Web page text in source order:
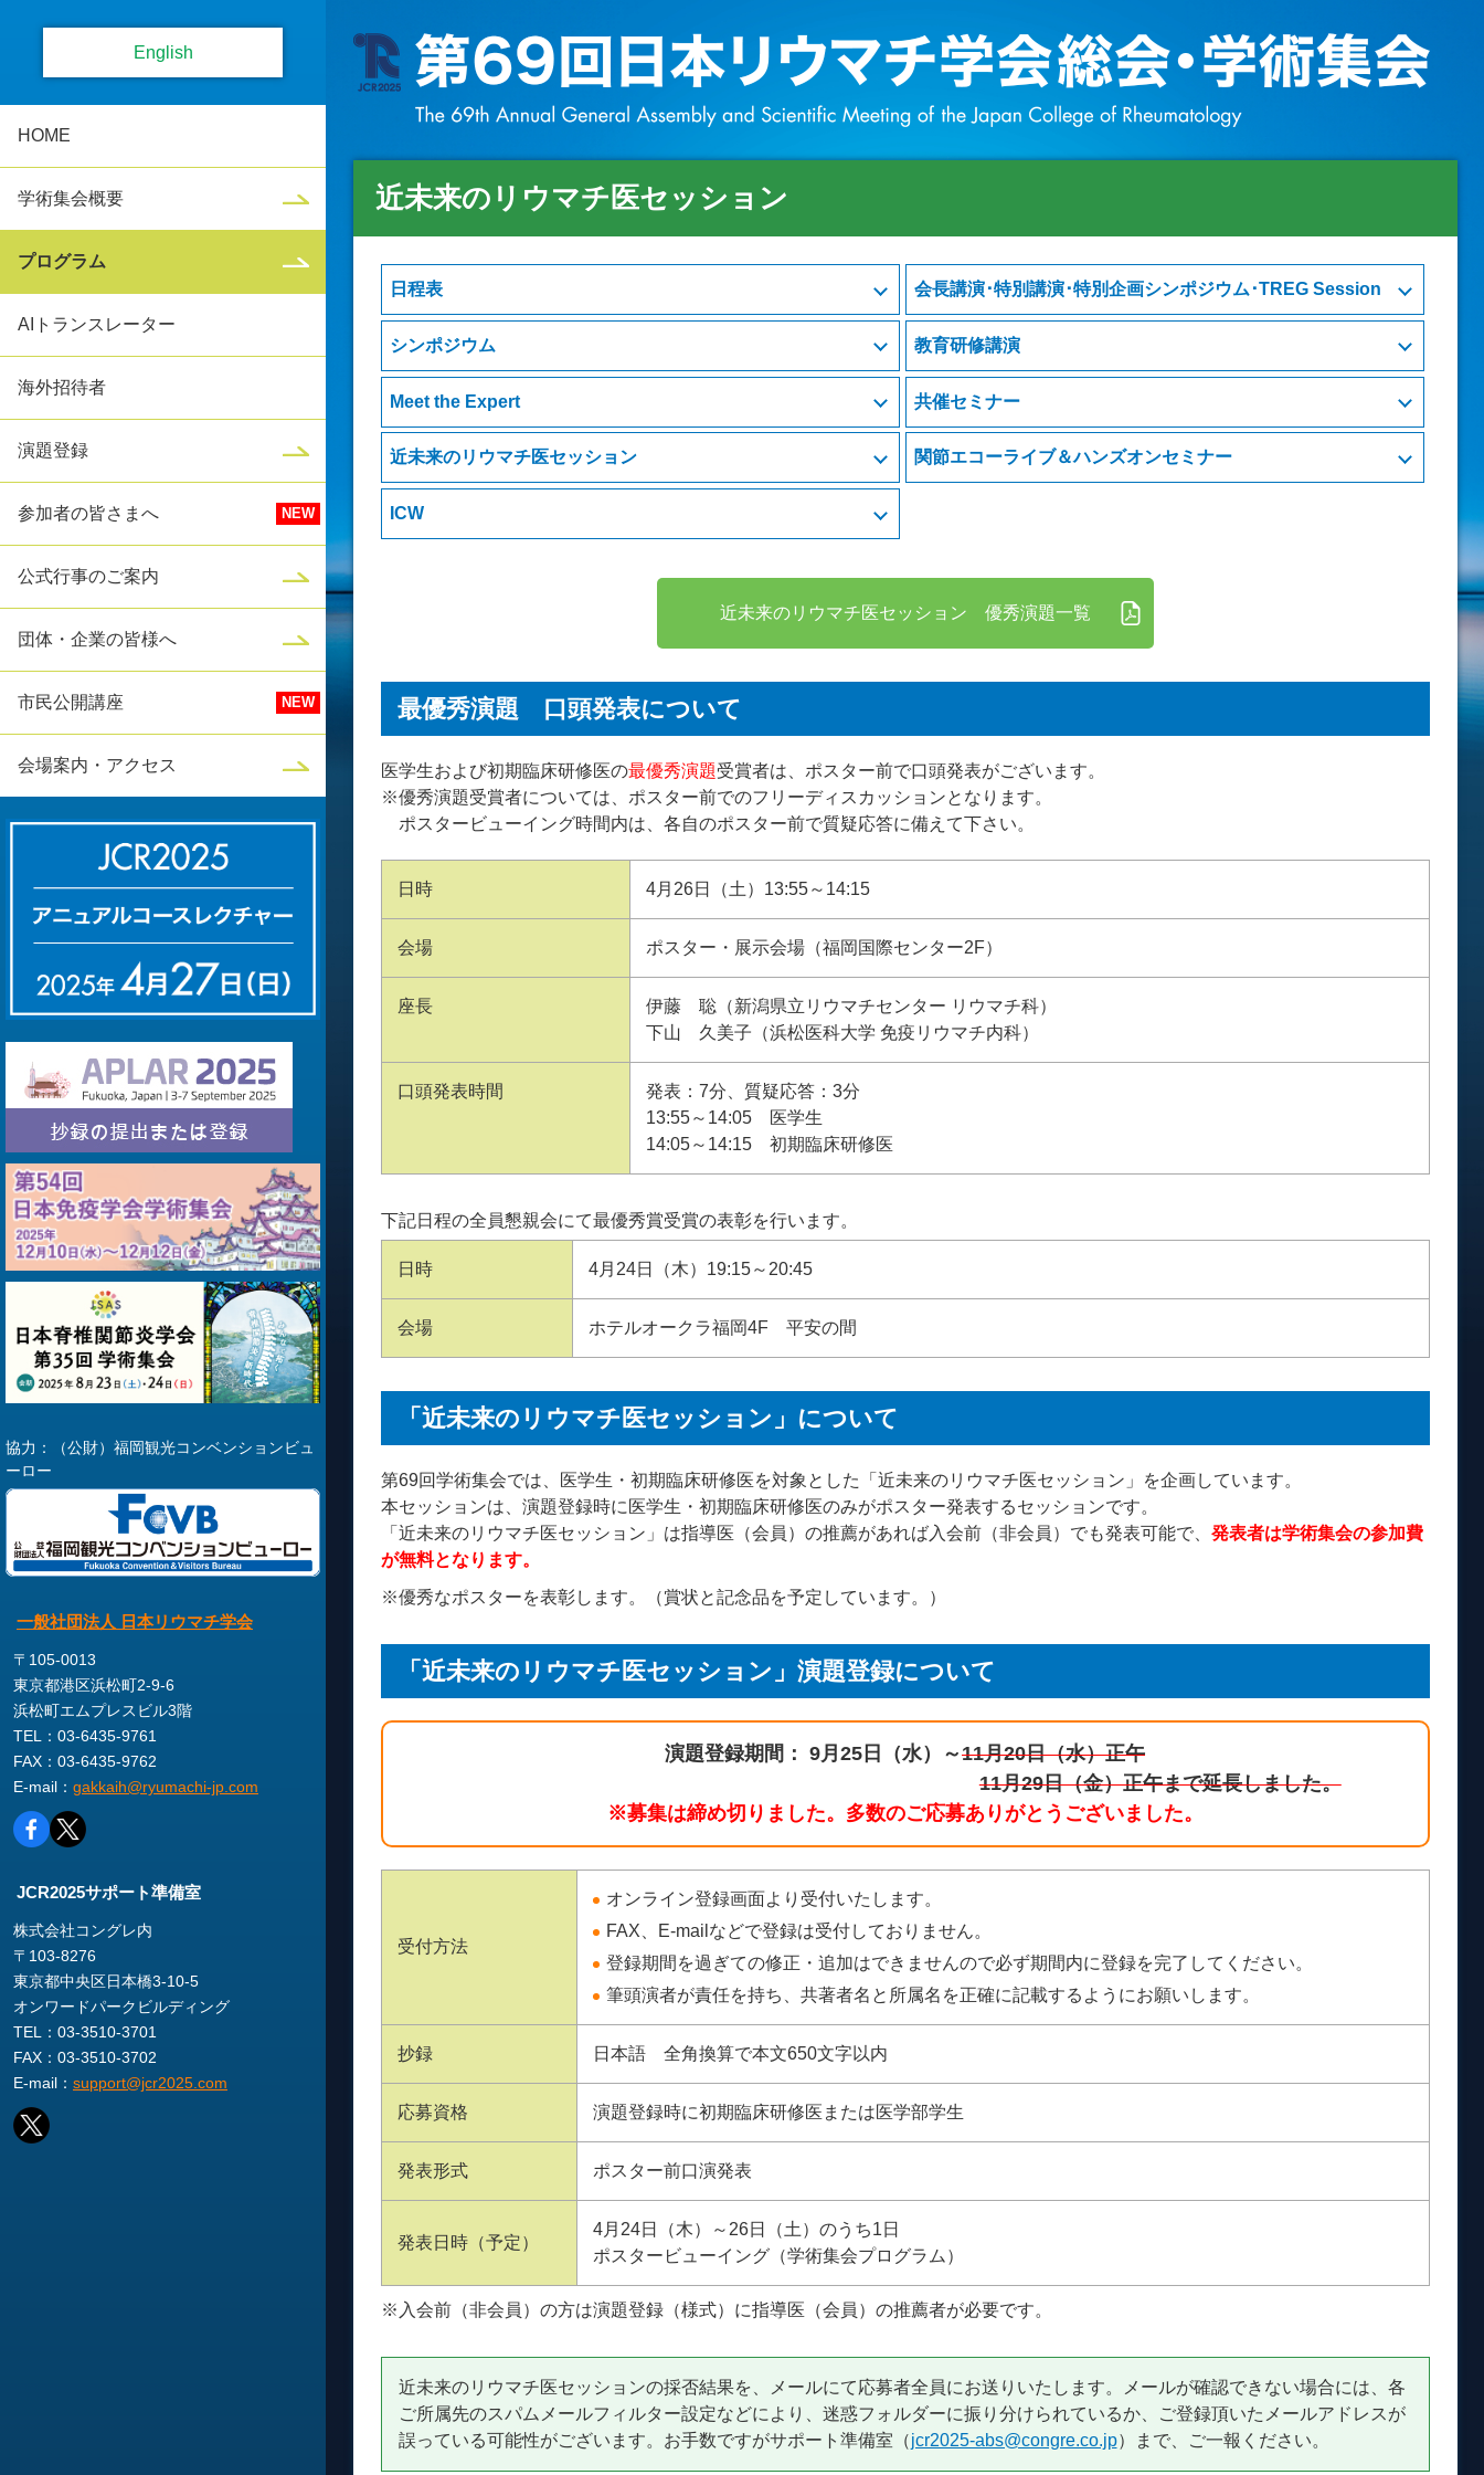
English
HOME
学術集会概要
プログラム
AIトランスレーター
海外招待者
演題登録
参加者の皆さまへ
公式行事のご案内
団体・企業の皆様へ
市民公開講座
会場案内・アクセス
協力：（公財）福岡観光コンベンションビュ
ーロー
一般社団法人 日本リウマチ学会
〒105-0013
東京都港区浜松町2-9-6
浜松町エムプレスビル3階
TEL：03-6435-9761
FAX：03-6435-9762
E-mail： gakkaih@ryumachi-jp.com
JCR2025サポート準備室
株式会社コングレ内
〒103-8276
東京都中央区日本橋3-10-5
オンワードパークビルディング
TEL：03-3510-3701
FAX：03-3510-3702
E-mail： support@jcr2025.com
近未来のリウマチ医セッション
日程表 会長講演･特別講演･特別企画シンポジウム･TREG Session
シンポジウム 教育研修講演
Meet the Expert 共催セミナー
近未来のリウマチ医セッション 関節エコーライブ＆ハンズオンセミナー
ICW
近未来のリウマチ医セッション 優秀演題一覧
最優秀演題 口頭発表について
医学生および初期臨床研修医の最優秀演題受賞者は、ポスター前で口頭発表がございます。
※優秀演題受賞者については、ポスター前でのフリーディスカッションとなります。
ポスタービューイング時間内は、各自のポスター前で質疑応答に備えて下さい。
日時 4月26日（土）13:55～14:15
会場 ポスター・展示会場（福岡国際センター2F）
座長
伊藤 聡（新潟県立リウマチセンター リウマチ科）
下山 久美子（浜松医科大学 免疫リウマチ内科）
口頭発表時間
発表：7分、質疑応答：3分
13:55～14:05 医学生
14:05～14:15 初期臨床研修医
下記日程の全員懇親会にて最優秀賞受賞の表彰を行います。
日時 4月24日（木）19:15～20:45
会場 ホテルオークラ福岡4F 平安の間
「近未来のリウマチ医セッション」について
第69回学術集会では、医学生・初期臨床研修医を対象とした「近未来のリウマチ医セッション」を企画しています。
本セッションは、演題登録時に医学生・初期臨床研修医のみがポスター発表するセッションです。
「近未来のリウマチ医セッション」は指導医（会員）の推薦があれば入会前（非会員）でも発表可能で、 発表者は学術集会の参加費
が無料となります。
※優秀なポスターを表彰します。（賞状と記念品を予定しています。）
「近未来のリウマチ医セッション」演題登録について
演題登録期間： 9月25日（水）～11月20日（水）正午
11月29日（金）正午まで延長しました。
※募集は締め切りました。多数のご応募ありがとうございました。
受付方法
オンライン登録画面より受付いたします。
FAX、E-mailなどで登録は受付しておりません。
登録期間を過ぎての修正・追加はできませんので必ず期間内に登録を完了してください。
筆頭演者が責任を持ち、共著者名と所属名を正確に記載するようにお願いします。
抄録 日本語 全角換算で本文650文字以内
応募資格 演題登録時に初期臨床研修医または医学部学生
発表形式 ポスター前口演発表
発表日時（予定）
4月24日（木）～26日（土）のうち1日
ポスタービューイング（学術集会プログラム）
※入会前（非会員）の方は演題登録（様式）に指導医（会員）の推薦者が必要です。
近未来のリウマチ医セッションの採否結果を、メールにて応募者全員にお送りいたします。メールが確認できない場合には、各
ご所属先のスパムメールフィルター設定などにより、迷惑フォルダーに振り分けられているか、ご登録頂いたメールアドレスが
誤っている可能性がございます。お手数ですがサポート準備室（jcr2025-abs@congre.co.jp）まで、ご一報ください。